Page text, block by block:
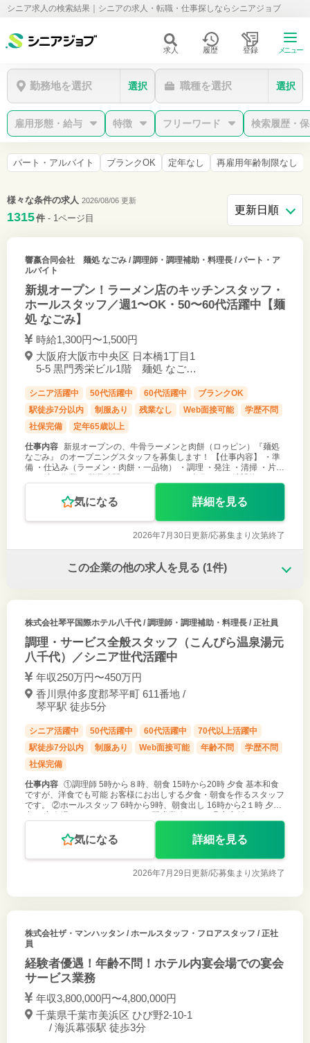
シニア求人の検索結果｜シニアの求人・転職・仕事探しならシニアジョブ
求人 履歴 登録 メニュー
勤務地を選択 選択 職種を選択 選択
雇用形態・給与 特徴 フリーワード 検索履歴・
パート・アルバイト ブランクOK 定年なし 再雇用年齢制限なし
様々な条件の求人 2026/08/06 更新
1315件 - 1ページ目
響嬴合同会社 麺処 なごみ/ 調理師・調理補助・料理長 / パート・ア
ルバイト
新規オープン！ラーメン店のキッチンスタッフ・
ホールスタッフ／週1〜OK・50〜60代活躍中【麺
処 なごみ】
時給1,300円〜1,500円
大阪府大阪市中央区 日本橋1丁目1
5-5 黒門秀栄ビル1階 麺処 なごみ
シニア活躍中 50代活躍中 60代活躍中
ブランクOK
駅徒歩7分以内
制服あり 残業なし Web面接可能
学歴不問
社保完備
定年65歳以上
仕事内容
新規オープンの、牛骨ラーメンと肉餅（ロゥピン）『麺処
なごみ』 のオープニングスタッフを募集します！ 【仕事内容】 ・準
備 ・仕込み（ラーメン・肉餅・一品物） ・調理 ・発注 ・清掃 ・片付
気になる 詳細を見る
2026年7月30日更新/応募集まり次第終了
この企業の他の求人を見る (1件)
株式会社琴平国際ホテル八千代/ 調理師・調理補助・料理長 / 正社員
調理・サービス全般スタッフ（こんぴら温泉湯元
八千代）／シニア世代活躍中
年収250万円〜450万円
香川県仲多度郡琴平町 611番地 /
琴平駅 徒歩5分
シニア活躍中 50代活躍中 60代活躍中
70代以上活躍中
駅徒歩7分以内
制服あり Web面接可能 年齢不問
学歴不問
社保完備
仕事内容 ①調理師 5時から８時、朝食 15時から20時 夕食 基本和食
ですが、洋食でも可能 お客様にお出しする夕食・朝食を作るスタッフ
です。 ②ホールスタッフ 6時から9時、朝食出し 16時から2１時 夕食
出し 宴会場またはレストランにて配膳業務です。 ③客室係・サー
気になる 詳細を見る
2026年7月29日更新/応募集まり次第終了
株式会社ザ・マンハッタン/ ホールスタッフ・フロアスタッフ / 正社
員
経験者優遇！年齢不問！ホテル内宴会場での宴会
サービス業務
年収3,800,000円〜4,800,000円
千葉県千葉市美浜区 ひび野2-10-1
/ 海浜幕張駅 徒歩3分